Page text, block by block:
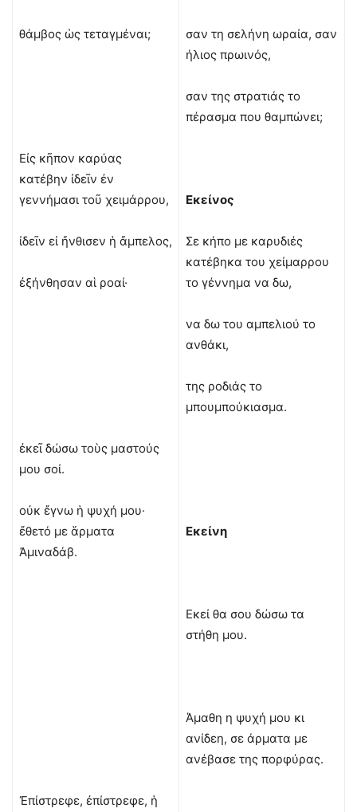
θάμβος ὡς τεταγμέναι;
Εἰς κῆπον καρύας
κατέβην ἰδεῖν ἐν
γεννήμασι τοῦ χειμάρρου,
ἰδεῖν εἰ ἤνθισεν ἡ ἄμπελος,
ἐξήνθησαν αἱ ροαί·
ἐκεῖ δώσω τοὺς μαστούς
μου σοί.
οὐκ ἔγνω ἡ ψυχή μου·
ἔθετό με ἅρματα
Ἀμιναδάβ.
Ἐπίστρεφε, ἐπίστρεφε, ἡ
σαν τη σελήνη ωραία, σαν
ήλιος πρωινός,
σαν της στρατιάς το
πέρασμα που θαμπώνει;
Εκείνος
Σε κήπο με καρυδιές
κατέβηκα του χείμαρρου
το γέννημα να δω,
να δω του αμπελιού το
ανθάκι,
της ροδιάς το
μπουμπούκιασμα.
Εκείνη
Εκεί θα σου δώσω τα
στήθη μου.
Άμαθη η ψυχή μου κι
ανίδεη, σε άρματα με
ανέβασε της πορφύρας.